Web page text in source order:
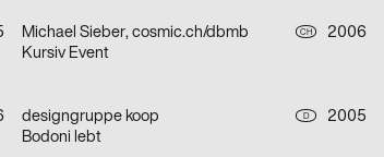
Michael Sieber, cosmic.ch/dbmb CH
2006
Kursiv Event
designgruppe koop D
2005
Bodoni lebt